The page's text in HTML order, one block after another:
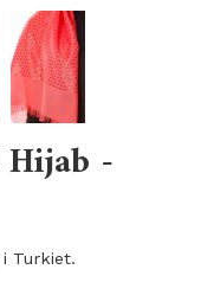
-
Turkiet.